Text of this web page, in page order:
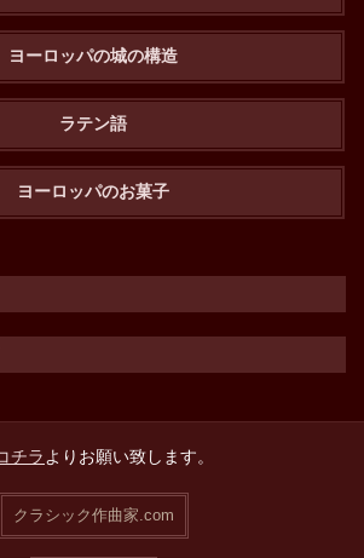
ヨーロッパの城の構造
ラテン語
ヨーロッパのお菓子
チラよりお願い致します。
クラシック作曲家.com